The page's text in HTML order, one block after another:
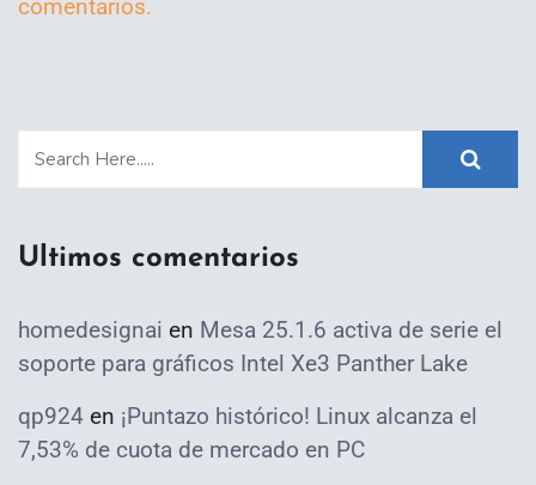
comentarios.
Ultimos comentarios
homedesignai en Mesa 25.1.6 activa de serie el
soporte para gráficos Intel Xe3 Panther Lake
qp924 en ¡Puntazo histórico! Linux alcanza el
7,53% de cuota de mercado en PC